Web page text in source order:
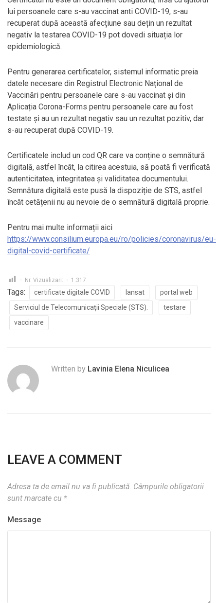
lui persoanele care s-au vaccinat anti COVID-19, s-au
recuperat după această afecțiune sau dețin un rezultat
negativ la testarea COVID-19 pot dovedi situația lor
epidemiologică.
Pentru generarea certificatelor, sistemul informatic preia
datele necesare din Registrul Electronic Național de
Vaccinări pentru persoanele care s-au vaccinat și din
Aplicația Corona-Forms pentru persoanele care au fost
testate și au un rezultat negativ sau un rezultat pozitiv, dar
s-au recuperat după COVID-19.
Certificatele includ un cod QR care va conține o semnătură
digitală, astfel încât, la citirea acestuia, să poată fi verificată
autenticitatea, integritatea și validitatea documentului.
Semnătura digitală este pusă la dispoziție de STS, astfel
încât cetățenii nu au nevoie de o semnătură digitală proprie.
Pentru mai multe informații aici
https://www.consilium.europa.eu/ro/policies/coronavirus/eu-
digital-covid-certificate/
Nr. Vizualizari: 1.317
Tags: certificate digitale COVID lansat
portal web
Serviciul de Telecomunicații Speciale (STS).
testare
vaccinare
Written by Lavinia Elena Niculicea
LEAVE A COMMENT
Adresa ta de email nu va fi publicată. Câmpurile obligatorii
sunt marcate cu *
Message